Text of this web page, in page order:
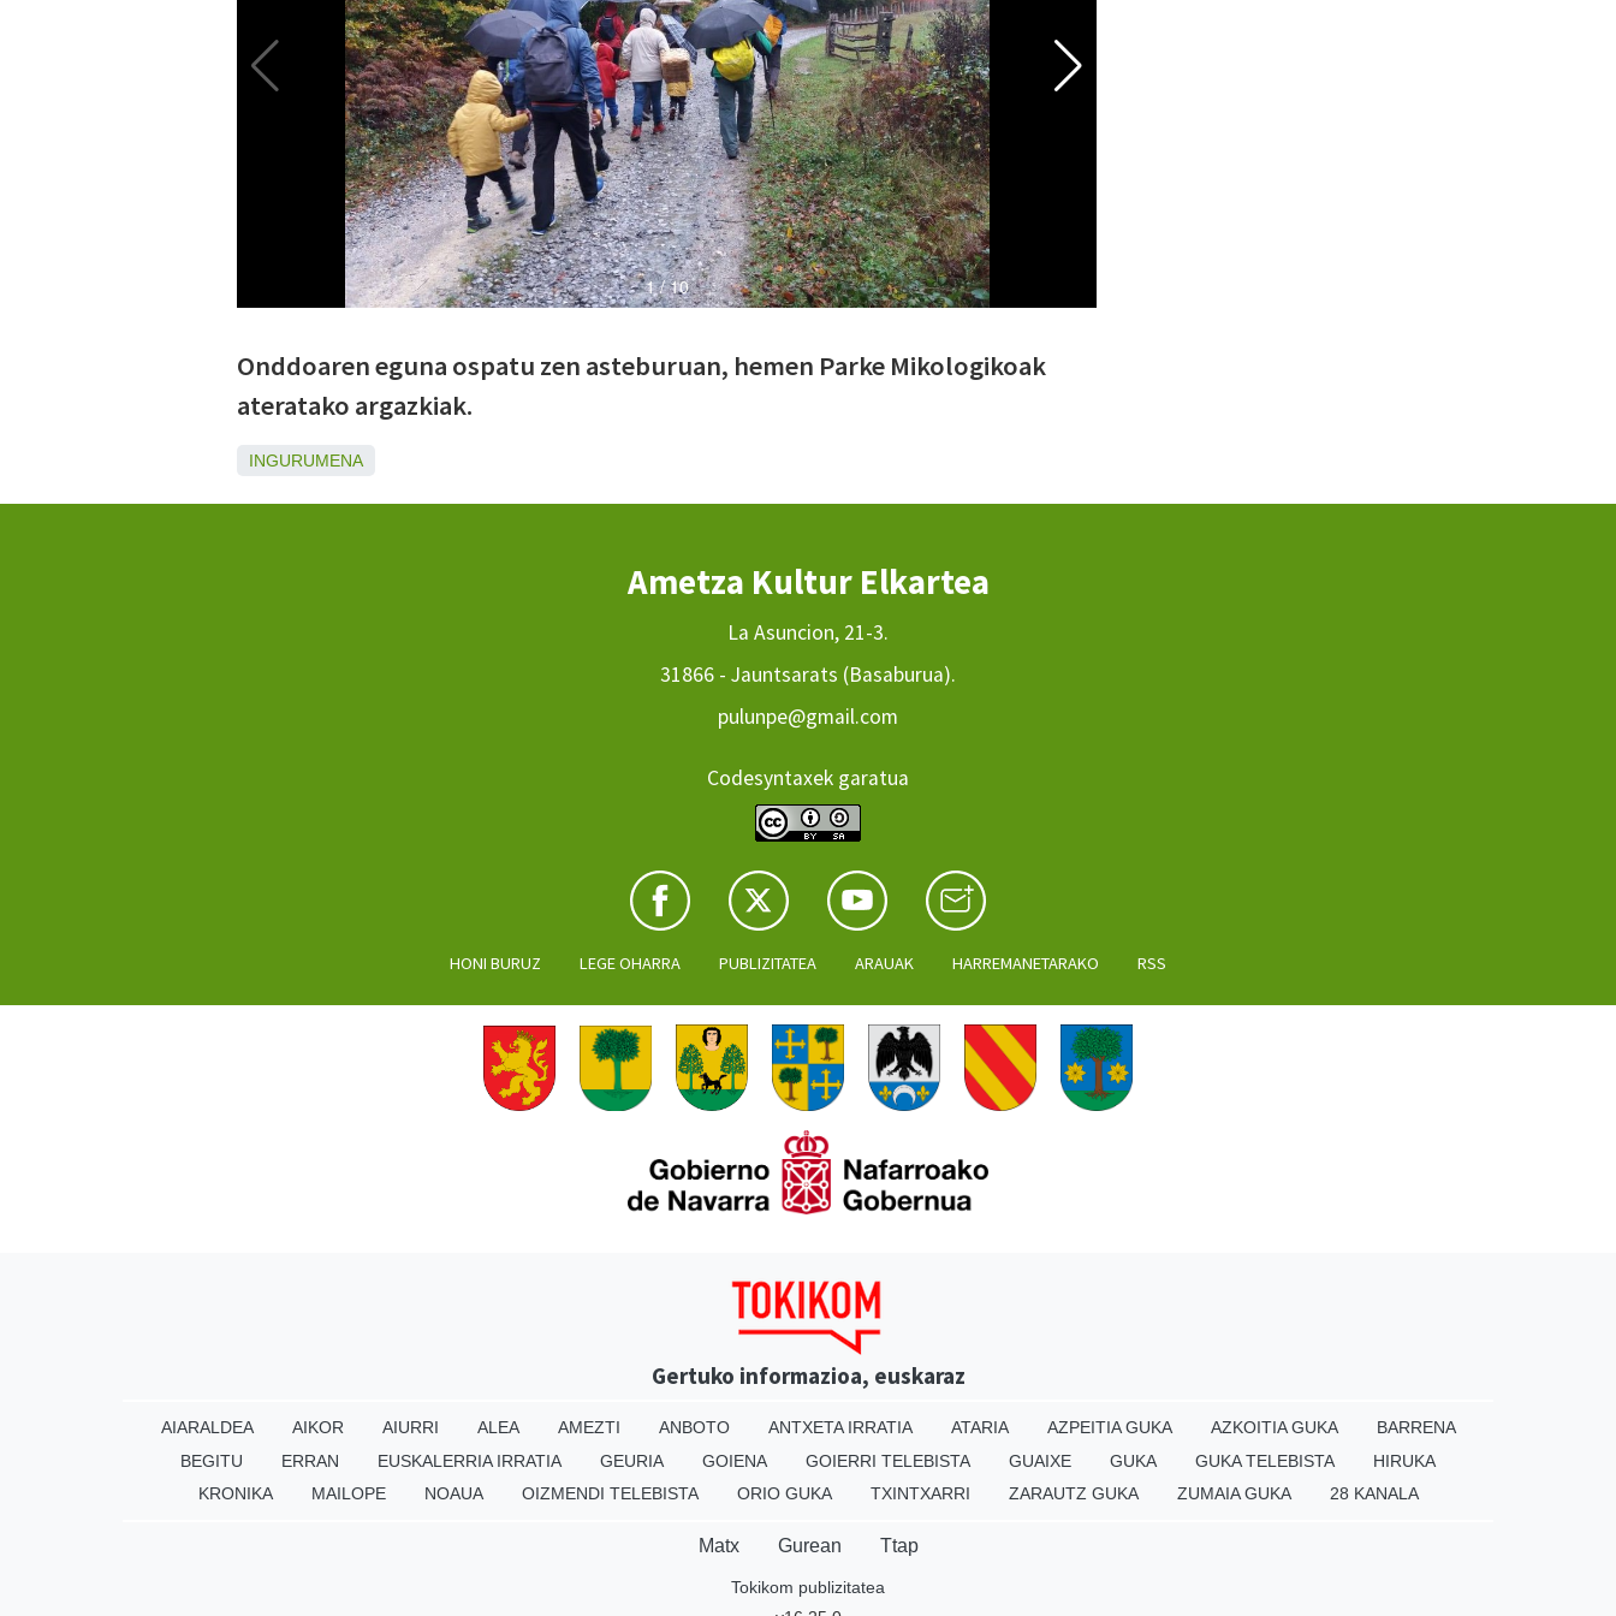
Onddoaren eguna ospatu zen asteburuan, hemen Parke Mikologikoak
ateratako argazkiak.
INGURUMENA
Ametza Kultur Elkartea
La Asuncion, 21-3.
31866 - Jauntsarats (Basaburua).
pulunpe@gmail.com
Codesyntaxek garatua
HONI BURUZ LEGE OHARRA PUBLIZITATEA ARAUAK HARREMANETARAKO RSS
Gertuko informazioa, euskaraz
AIARALDEA AIKOR AIURRI ALEA AMEZTI ANBOTO ANTXETA IRRATIA ATARIA AZPEITIA GUKA AZKOITIA GUKA
BARRENA
BEGITU
ERRAN EUSKALERRIA IRRATIA GEURIA GOIENA GOIERRI TELEBISTA GUAIXE GUKA GUKA TELEBISTA
HIRUKA
KRONIKA
MAILOPE NOAUA OIZMENDI TELEBISTA ORIO GUKA TXINTXARRI ZARAUTZ GUKA ZUMAIA GUKA 28 KANALA
Matx Gurean Ttap
Tokikom publizitatea